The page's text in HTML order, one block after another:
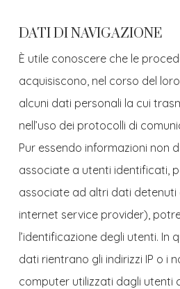
DATI DI NAVIGAZIONE
È utile conoscere che le
acquisiscono, nel corso del
alcuni dati personali la cui
nell’uso dei protocolli di
Pur essendo informazioni non
associate a utenti identificati,
associate ad altri dati detenuti
internet service provider),
l’identificazione degli utenti. In
dati rientrano gli indirizzi IP o i
computer utilizzati dagli utenti